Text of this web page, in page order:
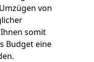
von
somit
Budget eine